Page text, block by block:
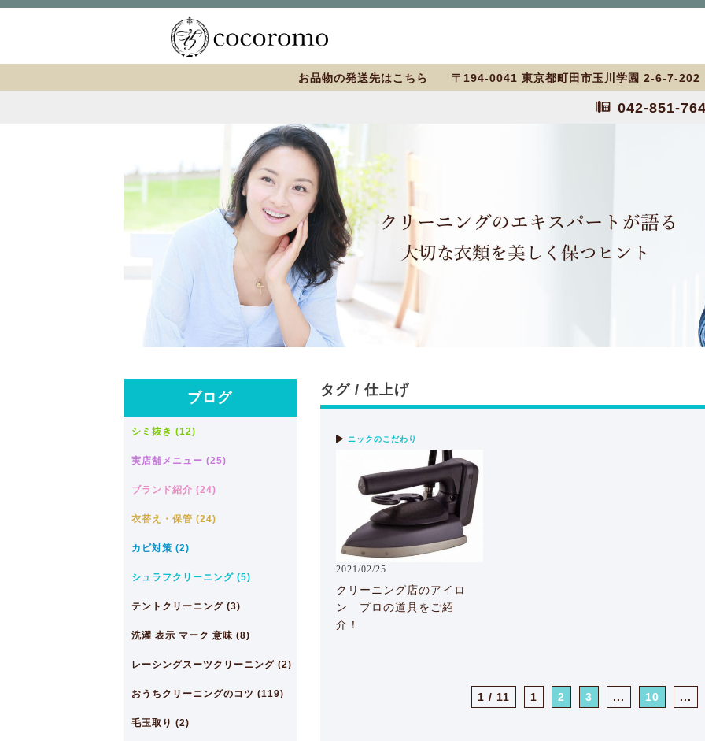
お品物の発送先はこちら 〒194-0041 東京都町田市玉川学園 2-6-7-
042-851-
タグ / 仕上げ
ニックのこだわり
2021/02/25
クリーニング店のアイロ
ン プロの道具をご紹
介！
1 / 11 1 2 3 ... 10 ...
ブログ
シミ抜き (12)
実店舗メニュー (25)
ブランド紹介 (24)
衣替え・保管 (24)
カビ対策 (2)
シュラフクリーニング (5)
テントクリーニング (3)
洗濯 表示 マーク 意味 (8)
レーシングスーツクリーニング (2)
おうちクリーニングのコツ (119)
毛玉取り (2)